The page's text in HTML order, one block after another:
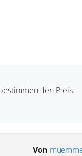
den Preis.
Von